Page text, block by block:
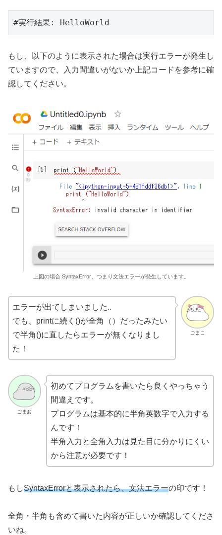
#実行結果: HelloWorld
もし、以下のように表示された場合は実行エラーが発生し
ていますので、入力間違いがないか上記コードを参考に確
認してください。
上図の場合 SyntaxError、つまり文法エラーが発生しています。
ごまこ
エラーが出てしまいました..
でも、printに続く()が全角（）だったみたい
で半角()に直したらエラーが無くなりまし
た！
ごまお
初めてプログラムを書いたら良くやっちゃう
間違えです。
プログラムは基本的に半角英数字で入力する
んです！
半角入力と全角入力は見た目に分かりにくい
から注意が必要です！
もしSyntaxErrorと表示されたら、文法エラーの印です！
全角・半角も含めて書いた内容が正しいか確認してくださ
いね。